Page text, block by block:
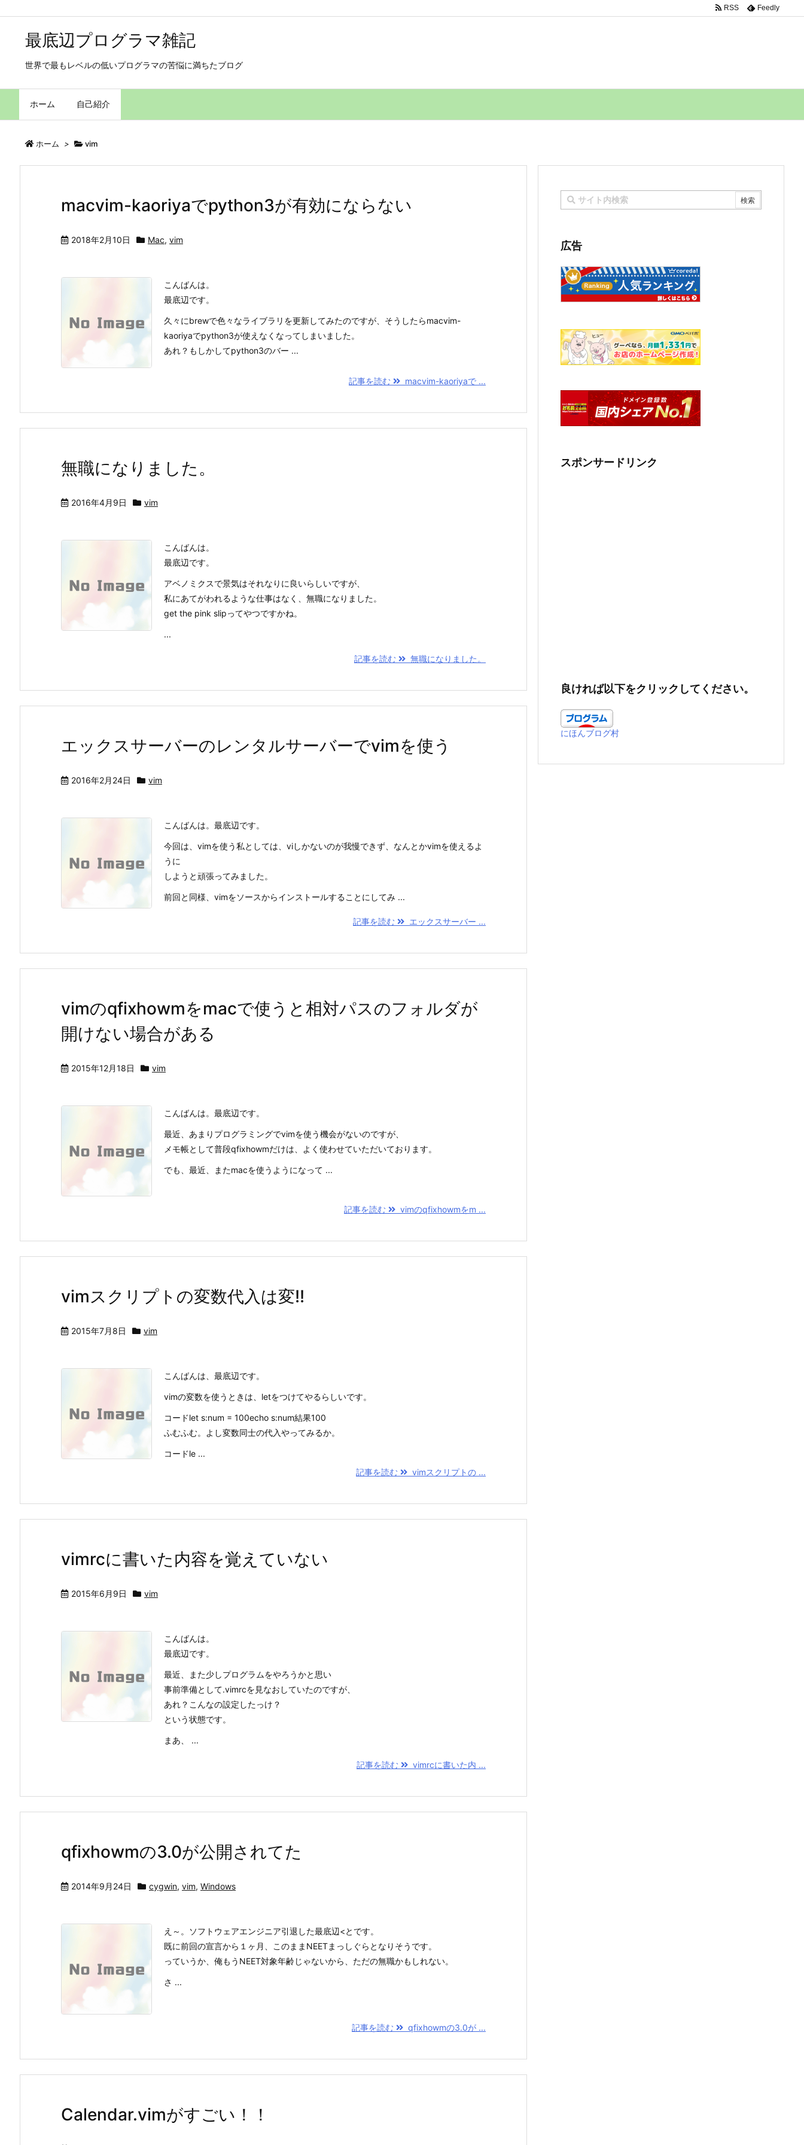
最底辺プログラマ雑記
世界で最もレベルの低いプログラマの苦悩に満ちたブログ
ホーム 自己紹介
RSS Feedly
ホーム > vim
macvim-kaoriyaでpython3が有効にならない
2018年2月10日 Mac, vim
こんばんは。
最底辺です。
久々にbrewで色々なライブラリを更新してみたのですが、そうしたらmacvim-
kaoriyaでpython3が使えなくなってしまいました。
あれ？もしかしてpython3のバー ...
記事を読む macvim-kaoriyaで ...
無職になりました。
2016年4月9日 vim
こんばんは。
最底辺です。
アベノミクスで景気はそれなりに良いらしいですが、
私にあてがわれるような仕事はなく、無職になりました。
get the pink slipってやつですかね。
...
記事を読む 無職になりました。
エックスサーバーのレンタルサーバーでvimを使う
2016年2月24日 vim
こんばんは。最底辺です。
今回は、vimを使う私としては、viしかないのが我慢できず、なんとかvimを使えるよ
うに
しようと頑張ってみました。
前回と同様、vimをソースからインストールすることにしてみ ...
記事を読む エックスサーバー ...
vimのqfixhowmをmacで使うと相対パスのフォルダが
開けない場合がある
2015年12月18日 vim
こんばんは。最底辺です。
最近、あまりプログラミングでvimを使う機会がないのですが、
メモ帳として普段qfixhowmだけは、よく使わせていただいております。
でも、最近、またmacを使うようになって ...
記事を読む vimのqfixhowmをm ...
vimスクリプトの変数代入は変!!
2015年7月8日 vim
こんばんは、最底辺です。
vimの変数を使うときは、letをつけてやるらしいです。
コードlet s:num = 100echo s:num結果100
ふむふむ。よし変数同士の代入やってみるか。
コードle ...
記事を読む
vimスクリプトの ...
vimrcに書いた内容を覚えていない
2015年6月9日 vim
こんばんは。
最底辺です。
最近、また少しプログラムをやろうかと思い
事前準備として.vimrcを見なおしていたのですが、
あれ？こんなの設定したっけ？
という状態です。
まあ、 ...
記事を読む vimrcに書いた内 ...
qfixhowmの3.0が公開されてた
2014年9月24日 cygwin, vim, Windows
え～。ソフトウェアエンジニア引退した最底辺<とです。
既に前回の宣言から１ヶ月、このままNEETまっしぐらとなりそうです。
っていうか、俺もうNEET対象年齢じゃないから、ただの無職かもしれない。
さ ...
記事を読む qfixhowmの3.0が ...
Calendar.vimがすごい！！
広告
スポンサードリンク
良ければ以下をクリックしてください。
にほんブログ村